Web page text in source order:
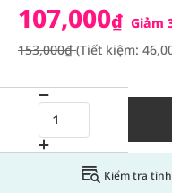
107,000₫ Giảm
153,000₫(Tiết kiệm:
Kiểm tra